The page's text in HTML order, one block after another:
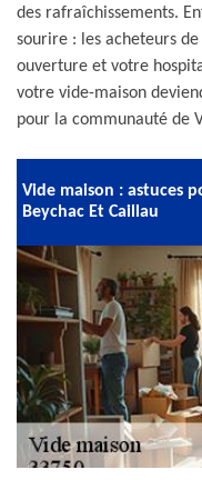
des rafraîchissements.
sourire : les acheteurs
ouverture et votre
votre vide-maison
pour la communauté de
Vide maison : astuces
Beychac Et Caillau